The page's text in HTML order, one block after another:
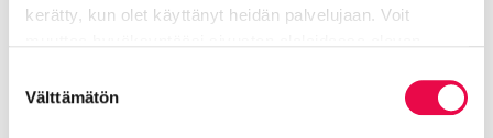
kerätty, kun olet käyttänyt heidän palvelujaan. Voit
valinta
Välttämätön
Sitowisen tiedote (toukokuu 2025):Kuntien
Riihimäen